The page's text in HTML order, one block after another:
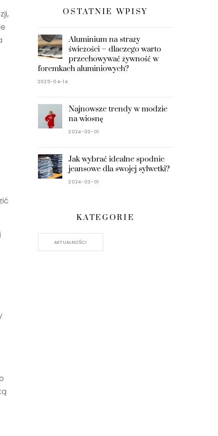
OSTATNIE WPISY
Aluminium na straży
świeżości – dlaczego warto
przechowywać żywność w
foremkach aluminiowych?
2025-04-14
Najnowsze trendy w modzie
na wiosnę
2024-03-01
Jak wybrać idealne spodnie
jeansowe dla swojej sylwetki?
2024-03-01
KATEGORIE
AKTUALNOŚCI